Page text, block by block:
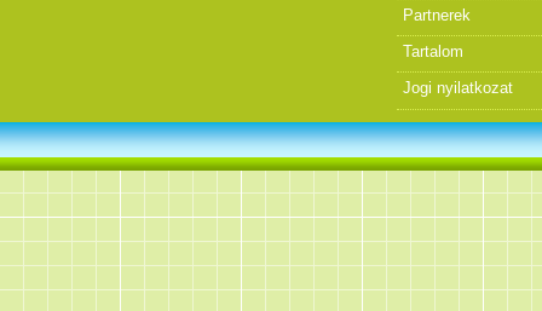
Partnerek
Tartalom
Jogi nyilatkozat